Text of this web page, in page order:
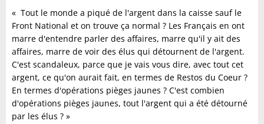
« Tout le monde a piqué de l'argent dans la caisse sauf le
Front National et on trouve ça normal ? Les Français en ont
marre d'entendre parler des affaires, marre qu'il y ait des
affaires, marre de voir des élus qui détournent de l'argent.
C'est scandaleux, parce que je vais vous dire, avec tout cet
argent, ce qu'on aurait fait, en termes de Restos du Coeur ?
En termes d'opérations pièges jaunes ? C'est combien
d'opérations pièges jaunes, tout l'argent qui a été détourné
par les élus ? »